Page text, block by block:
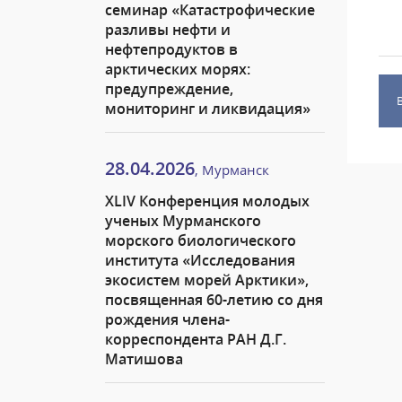
семинар «Катастрофические
разливы нефти и
нефтепродуктов в
арктических морях:
предупреждение,
мониторинг и ликвидация»
28.04.2026, Мурманск
XLIV Конференция молодых
ученых Мурманского
морского биологического
института «Исследования
экосистем морей Арктики»,
посвященная 60-летию со дня
рождения члена-
корреспондента РАН Д.Г.
Матишова